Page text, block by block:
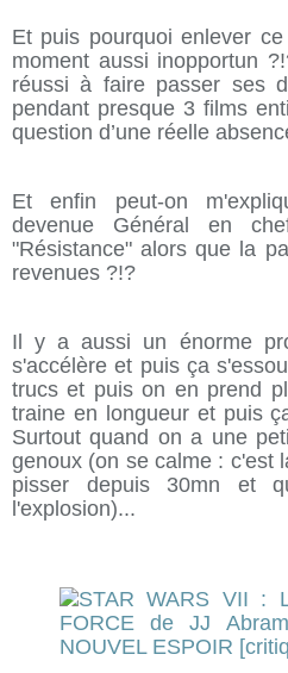
Et puis pourquoi enlever
moment aussi inopportun
réussi à faire passer ses
pendant presque 3 films
question d’une réelle
Et enfin peut-on
devenue Général en
"Résistance" alors que la
revenues ?!?
Il y a aussi un énorme
s'accélère et puis ça
trucs et puis on en prend
traine en longueur et puis
Surtout quand on a une
genoux (on se calme : c'est
pisser depuis 30mn et
l'explosion)...